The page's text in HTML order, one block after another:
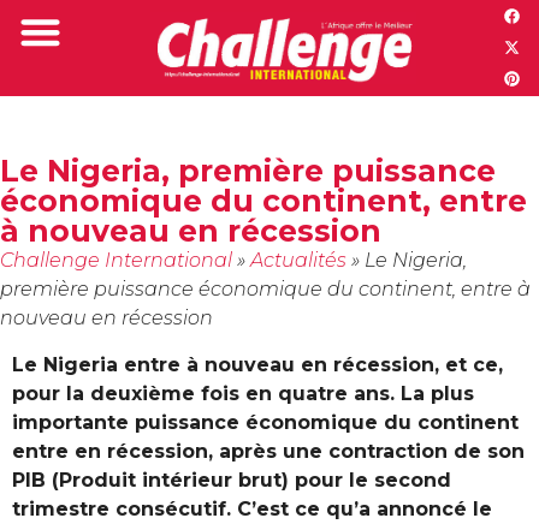
Le Nigeria, première puissance
économique du continent, entre
à nouveau en récession
Challenge International »Actualités » Le Nigeria,
première puissance économique du continent, entre à
nouveau en récession
Le Nigeria entre à nouveau en récession, et ce,
pour la deuxième fois en quatre ans. La plus
importante puissance économique du continent
entre en récession, après une contraction de son
PIB (Produit intérieur brut) pour le second
trimestre consécutif. C’est ce qu’a annoncé le